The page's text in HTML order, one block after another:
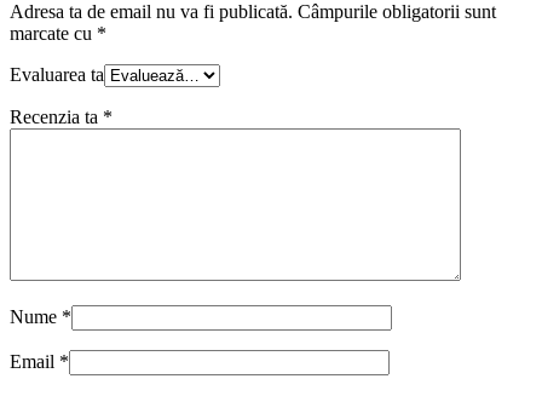
Adresa ta de email nu va fi publicată. Câmpurile obligatorii sunt
marcate cu *
Evaluarea ta
Recenzia ta *
Nume *
Email *